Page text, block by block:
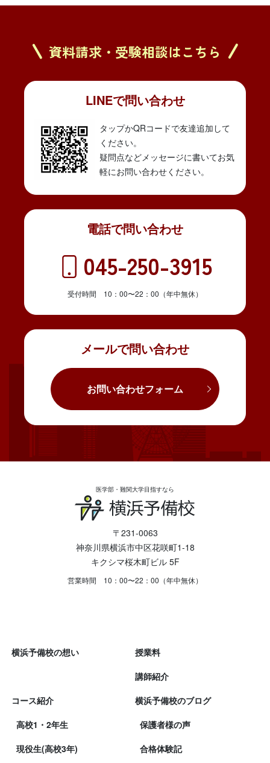
資料請求・受験相談はこちら
LINEで問い合わせ
タップかQRコードで友達追加して
ください。
疑問点などメッセージに書いてお気
軽にお問い合わせください。
メールで問い合わせ
お問い合わせフォーム
電話で問い合わせ
045-250-3915
受付時間 10：00〜22：00（年中無休）
医学部・難関大学目指すなら
〒231-0063
神奈川県横浜市中区花咲町1-18
キクシマ桜木町ビル 5F
営業時間 10：00〜22：00（年中無休）
横浜予備校の想い
コース紹介
高校1・2年生
現役生(高校3年)
授業料
講師紹介
横浜予備校のブログ
保護者様の声
合格体験記